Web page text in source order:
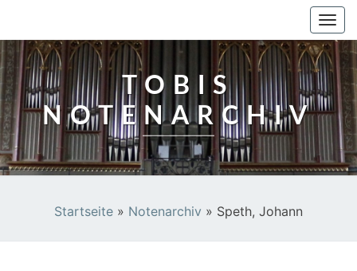
TOBIS
NOTENARCHIV
Startseite » Notenarchiv » Speth, Johann